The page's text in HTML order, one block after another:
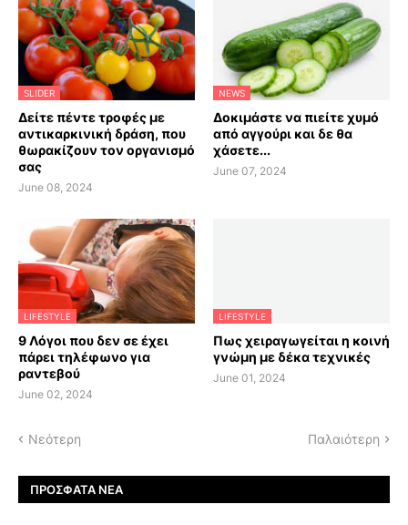
SLIDER
Δείτε πέντε τροφές με
αντικαρκινική δράση, που
θωρακίζουν τον οργανισμό
σας
June 08, 2024
NEWS
Δοκιμάστε να πιείτε χυμό
από αγγούρι και δε θα
χάσετε...
June 07, 2024
LIFESTYLE
9 Λόγοι που δεν σε έχει
πάρει τηλέφωνο για
ραντεβού
June 02, 2024
LIFESTYLE
Πως χειραγωγείται η κοινή
γνώμη με δέκα τεχνικές
June 01, 2024
Νεότερη Παλαιότερη
ΠΡΌΣΦΑΤΑ ΝΈΑ